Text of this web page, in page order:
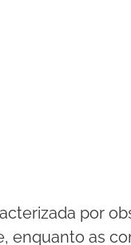
por
enquanto as